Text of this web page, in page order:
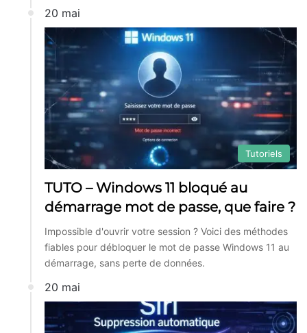
20 mai
Tutoriels
TUTO – Windows 11 bloqué au
démarrage mot de passe, que faire ?
Impossible d'ouvrir votre session ? Voici des méthodes
fiables pour débloquer le mot de passe Windows 11 au
démarrage, sans perte de données.
20 mai